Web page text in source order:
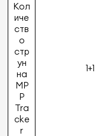
Кол
иче
ств
о
стр
ун
на
MP
P
Tra
cke
r
1+1